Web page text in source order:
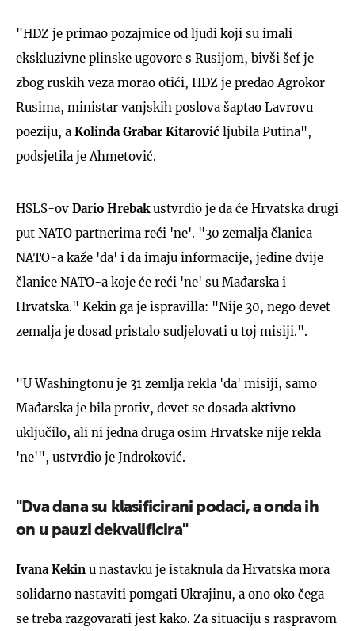
"HDZ je primao pozajmice od ljudi koji su imali
ekskluzivne plinske ugovore s Rusijom, bivši šef je
zbog ruskih veza morao otići, HDZ je predao Agrokor
Rusima, ministar vanjskih poslova šaptao Lavrovu
poeziju, a Kolinda Grabar Kitarović ljubila Putina",
podsjetila je Ahmetović.
HSLS-ov Dario Hrebakustvrdio je da će Hrvatska drugi
put NATO partnerima reći 'ne'. "30 zemalja članica
NATO-a kaže 'da' i da imaju informacije, jedine dvije
članice NATO-a koje će reći 'ne' su Mađarska i
Hrvatska." Kekin ga je ispravilla: "Nije 30, nego devet
zemalja je dosad pristalo sudjelovati u toj misiji.".
"U Washingtonu je 31 zemlja rekla 'da' misiji, samo
Mađarska je bila protiv, devet se dosada aktivno
uključilo, ali ni jedna druga osim Hrvatske nije rekla
'ne'", ustvrdio je Jndroković.
"Dva dana su klasificirani podaci, a onda ih
on u pauzi dekvalificira"
Ivana Kekin u nastavku je istaknula da Hrvatska mora
solidarno nastaviti pomgati Ukrajinu, a ono oko čega
se treba razgovarati jest kako. Za situaciju s raspravom